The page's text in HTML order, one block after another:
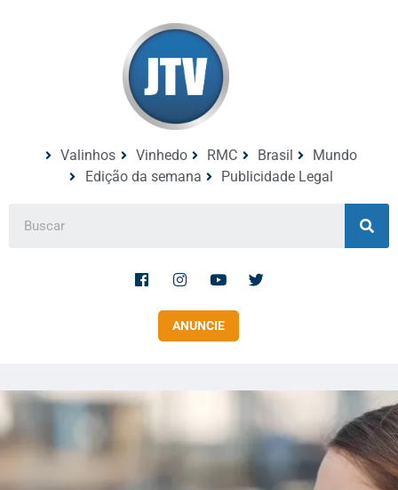
Valinhos Vinhedo RMC Brasil
Mundo
Edição da semana
Publicidade Legal
ANUNCIE